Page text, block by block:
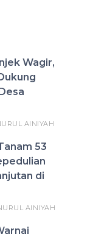
Wagir,
AINIYAH
53
di
AINIYAH